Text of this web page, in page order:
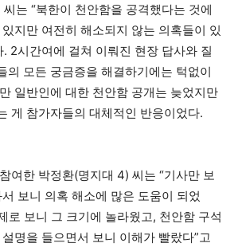
는 “북한이 천안함을 공격했다는 것에
지만 여전히 해소되지 않는 의혹들이 있
. 2시간여에 걸쳐 이뤄진 현장 답사와 질
의 모든 궁금증을 해결하기에는 턱없이
일반인에 대한 천안함 공개는 늦었지만
게 참가자들의 대체적인 반응이었다.
여한 박정환(명지대 4) 씨는 “기사만 보
보니 의혹 해소에 많은 도움이 되었
로 보니 그 크기에 놀라웠고, 천안함 구석
명을 들으면서 보니 이해가 빨랐다”고